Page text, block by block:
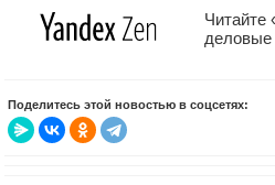
Читайте
деловые
Поделитесь этой новостью в соцсетях: